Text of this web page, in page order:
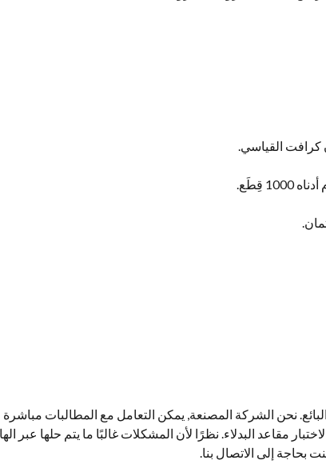
كرافت القياسي.
نحن الشركة المصنعة, يمكن التعامل مع المطالبات مباشرة
لاختبار مقاعد البدلاء. نظرًا لأن المشكلات غالبًا ما يتم حلها عبر
إلى الاتصال بنا.